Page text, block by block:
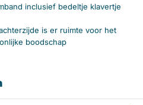
inclusief bedeltje klavertje
is er ruimte voor het
boodschap